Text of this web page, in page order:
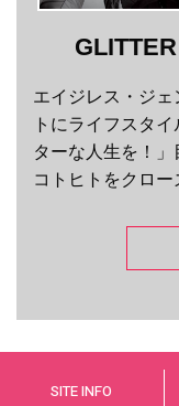
エイジレス・ジ
トにライフスタ
ターな人生を！
コトヒトをクロー
SITE INFO